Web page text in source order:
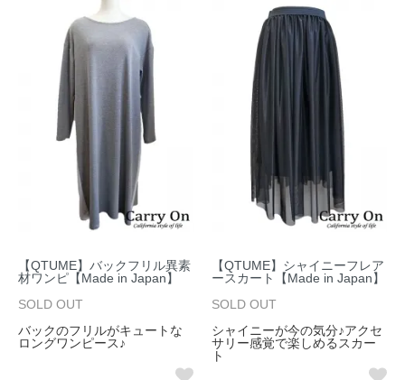
【QTUME】バックフリル異素
材ワンピ【Made in Japan】
SOLD OUT
バックのフリルがキュートな
ロングワンピース♪
【QTUME】シャイニーフレア
ースカート【Made in Japan】
SOLD OUT
シャイニーが今の気分♪アクセ
サリー感覚で楽しめるスカー
ト